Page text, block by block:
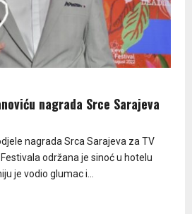
nagrada Srce Sarajeva
nagrada Srca Sarajeva za TV
održana je sinoć u hotelu
je vodio glumac i...